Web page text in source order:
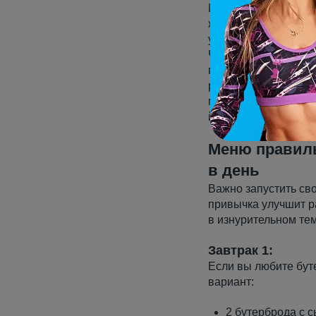
Исходя из данных о
жиров и углеводов.
углеводы – 351
Чтобы добиться
пристрастием.
развенчать этот
магазине отдать
йогуртом, а не
Меню
в день
Важно запустить
привычка улучшит
в изнурительном
Завтрак 1:
Если вы любите
вариант:
2 бутерброда с